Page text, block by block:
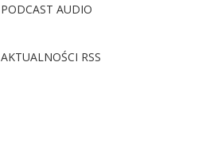
PODCAST AUDIO
AKTUALNOŚCI RSS